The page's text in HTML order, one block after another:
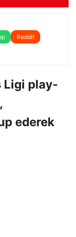
Reddit
Ligi play-
ederek